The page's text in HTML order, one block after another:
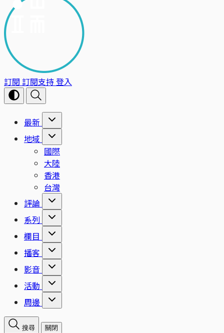
訂閱 訂閱支持登入
最新
地域
國際
大陸
香港
台灣
評論
系列
欄目
播客
影音
活動
周邊
搜尋 關閉